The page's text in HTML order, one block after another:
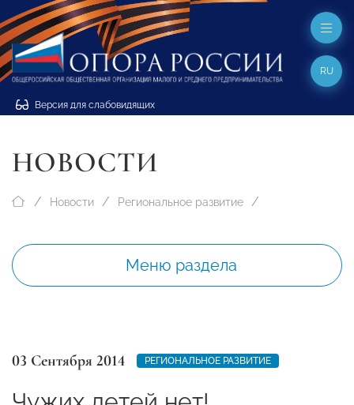
Версия для слабовидящих
RU
НОВОСТИ
Новости Региональное развитие
Меню раздела
03 Сентября 2014 РЕГИОНАЛЬНОЕ РАЗВИТИЕ